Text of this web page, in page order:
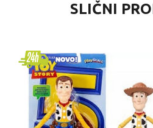
SLIČNI